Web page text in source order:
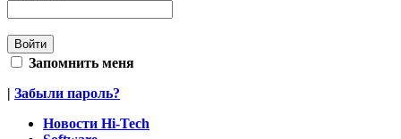
Запомнить меня
| Забыли пароль?
Новости Hi-Tech